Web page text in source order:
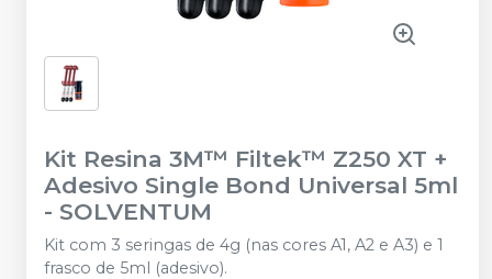
Kit Resina 3M™ Filtek™ Z250 XT +
Adesivo Single Bond Universal 5ml
- SOLVENTUM
Kit com 3 seringas de 4g (nas cores A1, A2 e A3) e 1
frasco de 5ml (adesivo).